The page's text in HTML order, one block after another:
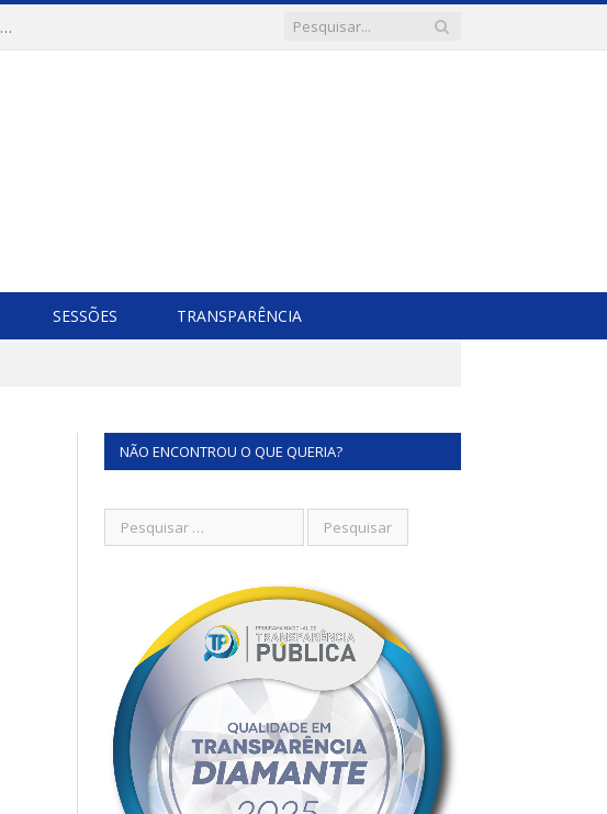
Câmara Municipal de Alenquer realiza abertura dos trabalhos do 4º Período Legislativo
SESSÕES TRANSPARÊNCIA
NÃO ENCONTROU O QUE QUERIA?